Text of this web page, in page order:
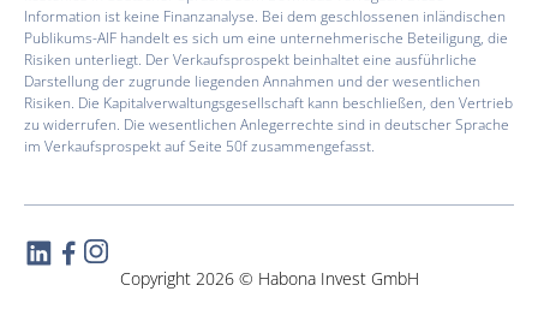
Information ist keine Finanzanalyse. Bei dem geschlossenen inländischen
Publikums-AIF handelt es sich um eine unternehmerische Beteiligung, die
Risiken unterliegt. Der Verkaufsprospekt beinhaltet eine ausführliche
Darstellung der zugrunde liegenden Annahmen und der wesentlichen
Risiken. Die Kapitalverwaltungsgesellschaft kann beschließen, den Vertrieb
zu widerrufen. Die wesentlichen Anlegerrechte sind in deutscher Sprache
im Verkaufsprospekt auf Seite 50f zusammengefasst.
Copyright 2026 © Habona Invest GmbH